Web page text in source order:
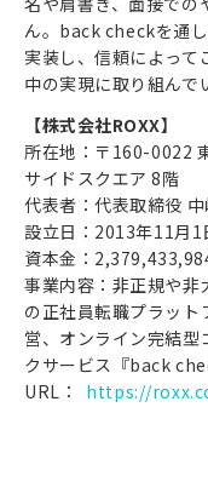
ん。back checkを通
実装し、信頼によって
中の実現に取り組んで
【株式会社ROXX】
所在地：〒160-0022
サイドスクエア 8階
代表者：代表取締役
設立日：2013年11月1
資本金：
事業内容：非正規や非
の正社員転職プラッ
営、オンライン完結
クサービス『back
URL： https://